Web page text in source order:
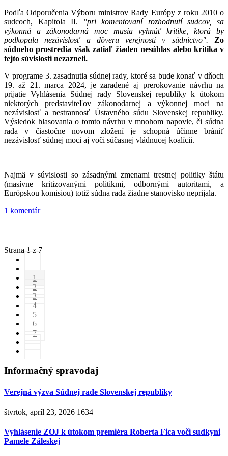
Podľa Odporučenia Výboru ministrov Rady Európy z roku 2010 o
sudcoch, Kapitola II.
"pri komentovaní rozhodnutí sudcov, sa
výkonná a zákonodarná moc musia vyhnúť kritike, ktorá by
podkopala nezávislosť a dôveru verejnosti v súdnictvo". Zo
súdneho prostredia však zatiaľ žiaden nesúhlas alebo kritika v
tejto súvislosti nezazneli.
V programe 3. zasadnutia súdnej rady, ktoré sa bude konať v dňoch
19. až 21. marca 2024, je zaradené aj prerokovanie návrhu na
prijatie Vyhlásenia Súdnej rady Slovenskej republiky k útokom
niektorých predstaviteľov zákonodarnej a výkonnej moci na
nezávislosť a nestrannosť Ústavného súdu Slovenskej republiky.
Výsledok hlasovania o tomto návrhu v mnohom napovie, či súdna
rada v čiastočne novom zložení je schopná účinne brániť
nezávislosť súdnej moci aj voči súčasnej vládnucej koalícii.
Najmä v súvislosti so zásadnými zmenami trestnej politiky štátu
(masívne kritizovanými politikmi, odbornými autoritami, a
Európskou komisiou) totiž súdna rada žiadne stanovisko neprijala.
1 komentár
Strana 1 z 7
1
2
3
4
5
6
7
Informačný spravodaj
Verejná výzva Súdnej rade Slovenskej republiky
štvrtok, apríl 23, 2026 1634
Vyhlásenie ZOJ k útokom premiéra Roberta Fica voči sudkyni
Pamele Záleskej